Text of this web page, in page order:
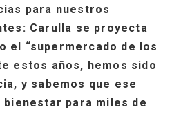
para nuestros
Carulla se proyecta
el “supermercado de los
estos años, hemos sido
y sabemos que ese
para miles de